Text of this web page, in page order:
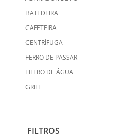
BATEDEIRA
CAFETEIRA
CENTRÍFUGA
FERRO DE PASSAR
FILTRO DE ÁGUA
GRILL
PANELA ELÉTRICA
FILTROS